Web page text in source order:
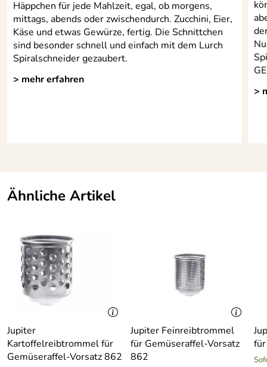
Häppchen für jede Mahlzeit, egal, ob morgens,
mittags, abends oder zwischendurch. Zucchini, Eier,
Käse und etwas Gewürze, fertig. Die Schnittchen
sind besonder schnell und einfach mit dem Lurch
Spiralschneider gezaubert.
> mehr erfahren
>
Ähnliche Artikel
Jupiter
Kartoffelreibtrommel für
Gemüseraffel-Vorsatz 862
Jupiter Feinreibtrommel
für Gemüseraffel-Vorsatz
862